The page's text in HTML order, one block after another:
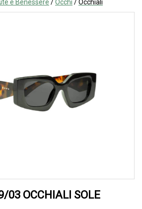
e Benessere /Occhi /Occhiali
03 OCCHIALI SOLE